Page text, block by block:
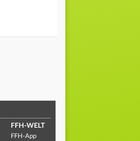
FFH-WELT
FFH-App